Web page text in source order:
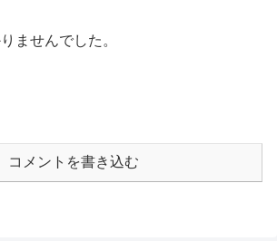
ませんでした。
コメントを書き込む